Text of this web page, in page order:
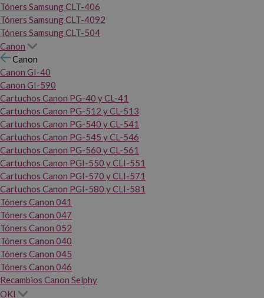
Tóners Samsung CLT-406
Tóners Samsung CLT-4092
Tóners Samsung CLT-504
Canon
Canon
Canon GI-40
Canon GI-590
Cartuchos Canon PG-40 y CL-41
Cartuchos Canon PG-512 y CL-513
Cartuchos Canon PG-540 y CL-541
Cartuchos Canon PG-545 y CL-546
Cartuchos Canon PG-560 y CL-561
Cartuchos Canon PGI-550 y CLI-551
Cartuchos Canon PGI-570 y CLI-571
Cartuchos Canon PGI-580 y CLI-581
Tóners Canon 041
Tóners Canon 047
Tóners Canon 052
Tóners Canon 040
Tóners Canon 045
Tóners Canon 046
Recambios Canon Selphy
OKI